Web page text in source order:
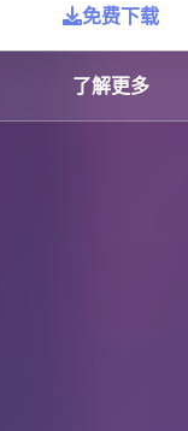
免费下载
了解更多